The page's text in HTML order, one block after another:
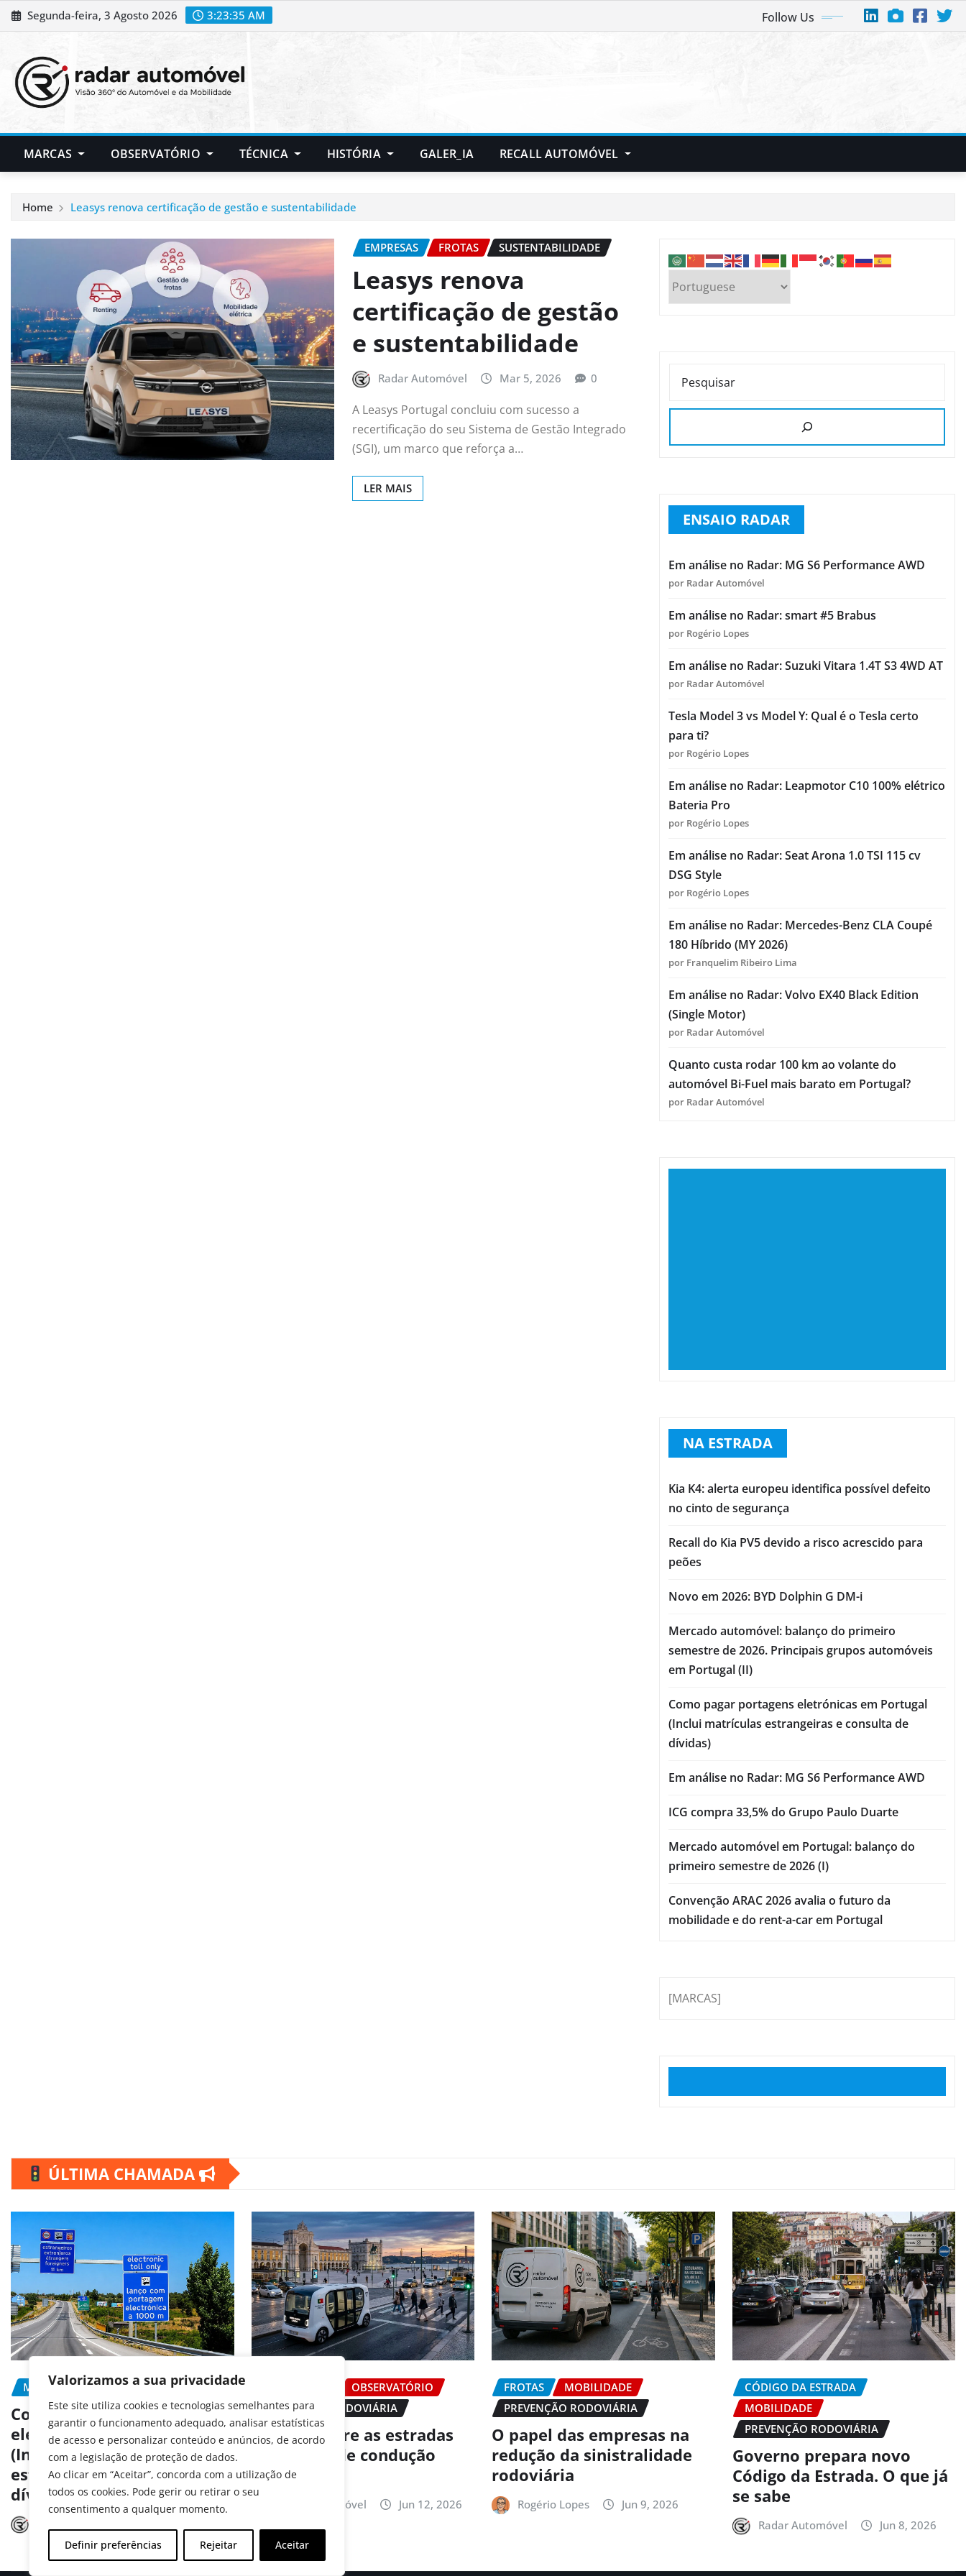
Valorizamos a sua privacidade
Este site utiliza cookies e tecnologias semelhantes para
garantir o funcionamento adequado, analisar estatísticas
de acesso e personalizar conteúdo e anúncios, de acordo
com a legislação de proteção de dados.
Ao clicar em “Aceitar”, concorda com a utilização de
todos os cookies. Pode gerir ou retirar o seu
consentimento a qualquer momento.
Definir preferências Rejeitar Aceitar
Skip
to
Segunda-feira, 3 Agosto 2026 3:23:36 AM Follow Us
MARCAS OBSERVATÓRIO TÉCNICA HISTÓRIA GALER_IA RECALL AUTOMÓVEL
Home Leasys renova certificação de gestão e sustentabilidade
EMPRESAS FROTAS SUSTENTABILIDADE
Leasys renova
certificação de gestão
e sustentabilidade
Radar Automóvel Mar 5, 2026 0
A Leasys Portugal concluiu com sucesso a
recertificação do seu Sistema de Gestão Integrado
(SGI), um marco que reforça a…
LER MAIS
PESQUISAR
ENSAIO RADAR
Em análise no Radar: MG S6 Performance AWD
por Radar Automóvel
Em análise no Radar: smart #5 Brabus
por Rogério Lopes
Em análise no Radar: Suzuki Vitara 1.4T S3 4WD AT
por Radar Automóvel
Tesla Model 3 vs Model Y: Qual é o Tesla certo
para ti?
por Rogério Lopes
Em análise no Radar: Leapmotor C10 100% elétrico
Bateria Pro
por Rogério Lopes
Em análise no Radar: Seat Arona 1.0 TSI 115 cv
DSG Style
por Rogério Lopes
Em análise no Radar: Mercedes-Benz CLA Coupé
180 Híbrido (MY 2026)
por Franquelim Ribeiro Lima
Em análise no Radar: Volvo EX40 Black Edition
(Single Motor)
por Radar Automóvel
Quanto custa rodar 100 km ao volante do
automóvel Bi-Fuel mais barato em Portugal?
por Radar Automóvel
NA ESTRADA
Kia K4: alerta europeu identifica possível defeito
no cinto de segurança
Recall do Kia PV5 devido a risco acrescido para
peões
Novo em 2026: BYD Dolphin G DM-i
Mercado automóvel: balanço do primeiro
semestre de 2026. Principais grupos automóveis
em Portugal (II)
Como pagar portagens eletrónicas em Portugal
(Inclui matrículas estrangeiras e consulta de
dívidas)
Em análise no Radar: MG S6 Performance AWD
ICG compra 33,5% do Grupo Paulo Duarte
Mercado automóvel em Portugal: balanço do
primeiro semestre de 2026 (I)
Convenção ARAC 2026 avalia o futuro da
mobilidade e do rent-a-car em Portugal
[MARCAS]
ÚLTIMA CHAMADA
MOBILIDADE PORTAGEM
Como pagar portagens
eletrónicas em Portugal
(Inclui matrículas
estrangeiras e consulta de
dívidas)
OBSERVATÓRIO
PREVENÇÃO RODOVIÁRIA
Portugal abre as estradas
aos testes de condução
autónoma
Radar Automóvel Jun 12, 2026
FROTAS
MOBILIDADE
PREVENÇÃO RODOVIÁRIA
O papel das empresas na
redução da sinistralidade
rodoviária
Rogério Lopes Jun 9, 2026
CÓDIGO DA ESTRADA
MOBILIDADE
PREVENÇÃO RODOVIÁRIA
Governo prepara novo
Código da Estrada. O que já
se sabe
Radar Automóvel Jun 8, 2026